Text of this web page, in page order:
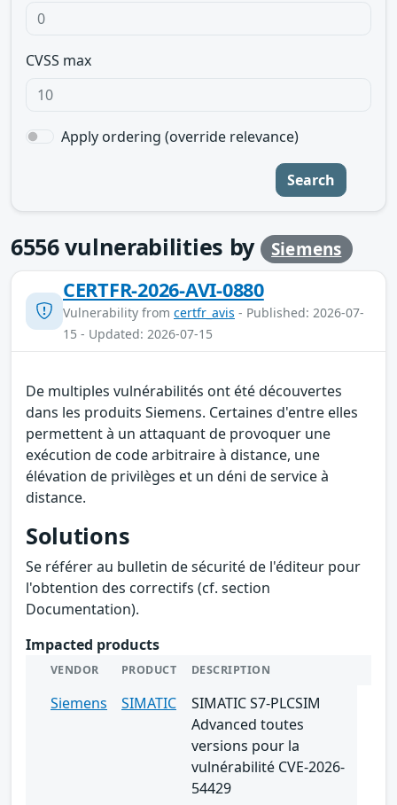
CVSS max
Apply ordering (override relevance)
Search
6556vulnerabilities by Siemens
CERTFR-2026-AVI-0880
Vulnerability from certfr_avis - Published: 2026-07-
15 - Updated: 2026-07-15
De multiples vulnérabilités ont été découvertes
dans les produits Siemens. Certaines d'entre elles
permettent à un attaquant de provoquer une
exécution de code arbitraire à distance, une
élévation de privilèges et un déni de service à
distance.
Solutions
Se référer au bulletin de sécurité de l'éditeur pour
l'obtention des correctifs (cf. section
Documentation).
Impacted products
VENDOR PRODUCT DESCRIPTION
Siemens SIMATIC
SIMATIC S7-PLCSIM
Advanced toutes
versions pour la
vulnérabilité CVE-2026-
54429